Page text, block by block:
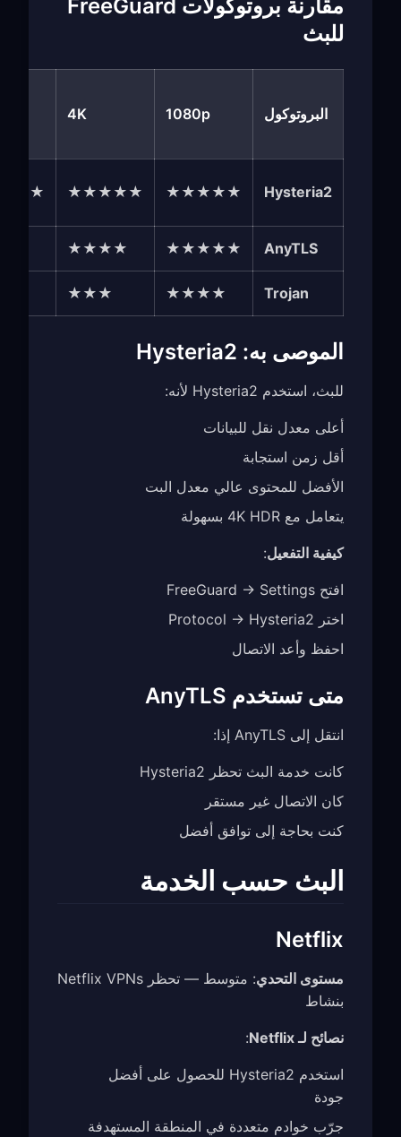
مقارنة بروتوكولات FreeGuard
للبث
البروتوكول 1080p
4K
Hysteria2
★★★★★
★★★★★
AnyTLS
★★★★★
★★★★
Trojan
★★★★
★★★
الموصى به: Hysteria2
للبث، استخدم Hysteria2 لأنه:
أعلى معدل نقل للبيانات
أقل زمن استجابة
الأفضل للمحتوى عالي معدل البت
يتعامل مع 4K HDR بسهولة
كيفية التفعيل:
افتح FreeGuard → Settings
اختر Protocol → Hysteria2
احفظ وأعد الاتصال
متى تستخدم AnyTLS
انتقل إلى AnyTLS إذا:
كانت خدمة البث تحظر Hysteria2
كان الاتصال غير مستقر
كنت بحاجة إلى توافق أفضل
البث حسب الخدمة
Netflix
مستوى التحدي
: متوسط — تحظر Netflix VPNs
بنشاط
نصائح لـ Netflix :
استخدم Hysteria2 للحصول على أفضل
جودة
جرّب خوادم متعددة في المنطقة المستهدفة